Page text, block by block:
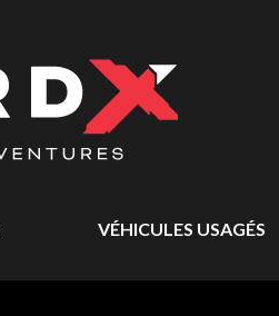
VÉHICULES USAGÉS